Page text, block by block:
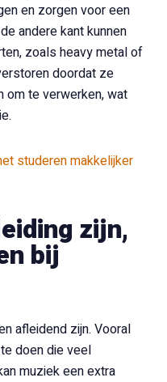
en zorgen voor een
andere kant kunnen
zoals heavy metal of
doordat ze
om te verwerken, wat
studeren makkelijker
zijn,
bij
afleidend zijn. Vooral
doen die veel
muziek een extra